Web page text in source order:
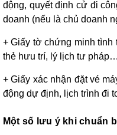
động, quyết định cử đi
doanh (nếu là chủ doanh
+ Giấy tờ chứng minh tình
thẻ hưu trí, lý lịch tư pháp…
+ Giấy xác nhận đặt vé
động dự định, lịch trình đi
Một số lưu ý khi chuẩn